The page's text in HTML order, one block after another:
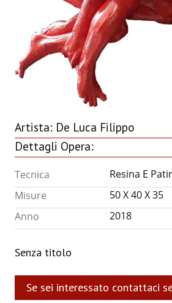
Artisti Laboratorio Acca
Una sera con Laboratorio AccA
Mostra "Roma Contemporanea"
GALLERIA ESS&RRE
CHI SIAMO
CONTATTI
Artista: De Luca Filippo
Dettagli Opera:
Tecnica
Resina E
Misure
50 X 40 X 35
Anno
2018
Senza titolo
Se sei interessato contattaci